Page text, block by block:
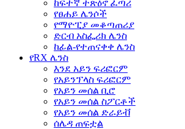
ከፍተኛ ተጽዕኖ ፈጣሪ
የፀሐይ ሌንሶች
የማዮፒያ መቆጣጠሪያ
ድርብ አስፌሪክ ሌንስ
ከፊል-የተጠናቀቀ ሌንስ
የRX ሌንስ
እንደ አይን ፍሪፎርም
የአይንፕላስ ፍሪፎርም
የአይን መሰል ቢሮ
የአይን መሰል ስፖርቶች
የአይን መሰል ድራይቭ
ሰሌዳ ጠፍቷል